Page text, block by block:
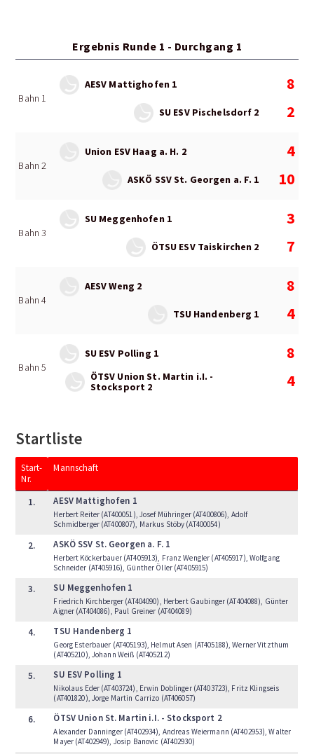
Ergebnis Runde 1 - Durchgang 1
Bahn 1
AESV Mattighofen 1
8
2
SU ESV Pischelsdorf 2
Bahn 2
Union ESV Haag a. H. 2
4
10
ASKÖ SSV St. Georgen a. F. 1
Bahn 3
SU Meggenhofen 1
3
7
ÖTSU ESV Taiskirchen 2
Bahn 4
AESV Weng 2
8
4
TSU Handenberg 1
Bahn 5
SU ESV Polling 1
8
4
ÖTSV Union St. Martin i.I. -
Stocksport 2
Startliste
Start-
Nr.
Mannschaft
1. AESV Mattighofen 1
Herbert Reiter (AT400051), Josef Mühringer (AT400806), Adolf
Schmidberger (AT400807), Markus Stöby (AT400054)
2. ASKÖ SSV St. Georgen a. F. 1
Herbert Köckerbauer (AT405913), Franz Wengler (AT405917), Wolfgang
Schneider (AT405916), Günther Öller (AT405915)
3. SU Meggenhofen 1
Friedrich Kirchberger (AT404090), Herbert Gaubinger (AT404088), Günter
Aigner (AT404086), Paul Greiner (AT404089)
4. TSU Handenberg 1
Georg Esterbauer (AT405193), Helmut Asen (AT405188), Werner Vitzthum
(AT405210), Johann Weiß (AT405212)
5. SU ESV Polling 1
Nikolaus Eder (AT403724), Erwin Doblinger (AT403723), Fritz Klingseis
(AT401820), Jorge Martin Carrizo (AT406057)
6. ÖTSV Union St. Martin i.I. - Stocksport 2
Alexander Danninger (AT402934), Andreas Weiermann (AT402953), Walter
Mayer (AT402949), Josip Banovic (AT402930)